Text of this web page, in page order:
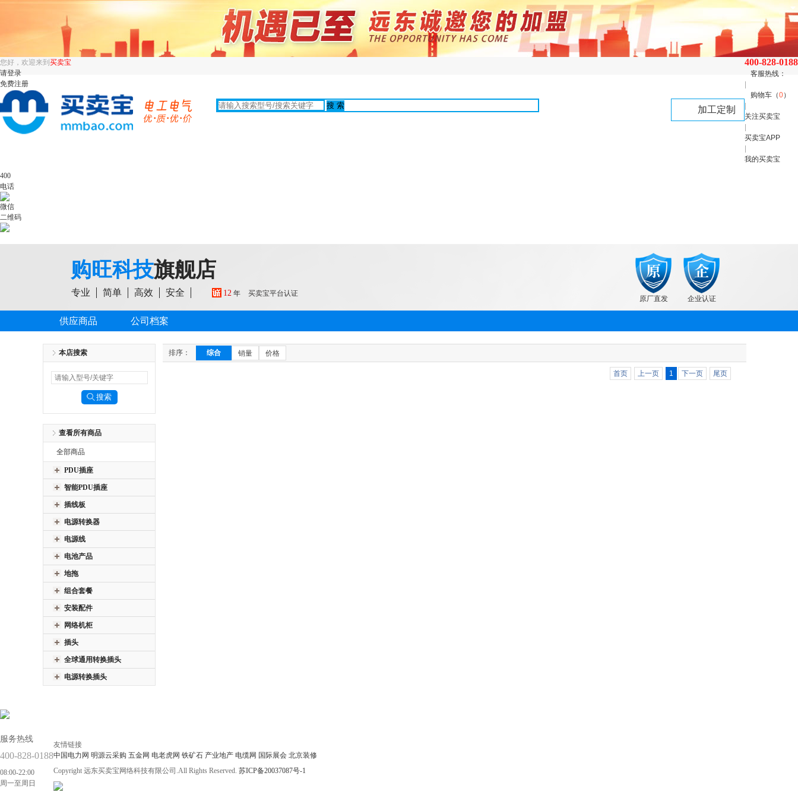
400-828-0188
客服热线：
购物车（0）
关注买卖宝
买卖宝APP
我的买卖宝
您好，欢迎来到 买卖宝
请登录
免费注册
加工定制
400
电话
微信
二维码
购旺科技旗舰店
专业 简单 高效 安全 12 年 买卖宝平台认证
原厂直发 企业认证
供应商品 公司档案
排序： 综合 销量 价格
首页 上一页 1 下一页 尾页
本店搜索
查看所有商品
全部商品
PDU插座
智能PDU插座
插线板
电源转换器
电源线
电池产品
地拖
组合套餐
安装配件
网络机柜
插头
全球通用转换插头
电源转换插头
服务热线
400-828-0188
08:00-22:00
周一至周日
友情链接
中国电力网 明源云采购 五金网 电老虎网 铁矿石 产业地产 电缆网 国际展会 北京装修
Copyright 远东买卖宝网络科技有限公司.All Rights Reserved. 苏ICP备20037087号-1